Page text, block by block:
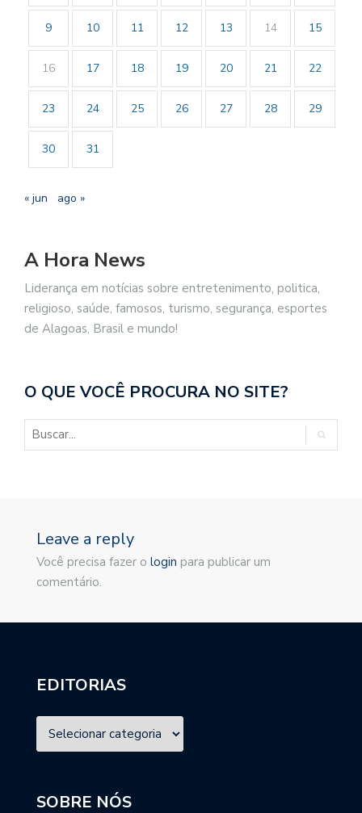
9 10 11 12 13 14 15
16 17 18 19 20 21 22
23 24 25 26 27 28 29
30 31
« jun ago »
A Hora News
Liderança em notícias sobre entretenimento, politica,
religioso, saúde, famosos, turismo, segurança, esportes
de Alagoas, Brasil e mundo!
O QUE VOCÊ PROCURA NO SITE?
Leave a reply
Você precisa fazer o login para publicar um
comentário.
EDITORIAS
SOBRE NÓS